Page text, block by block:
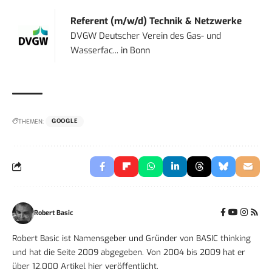
Referent (m/w/d) Technik & Netzwerke
DVGW Deutscher Verein des Gas- und
Wasserfac... in Bonn
THEMEN: GOOGLE
Robert Basic
Robert Basic ist Namensgeber und Gründer von BASIC thinking
und hat die Seite 2009 abgegeben. Von 2004 bis 2009 hat er
über 12.000 Artikel hier veröffentlicht.